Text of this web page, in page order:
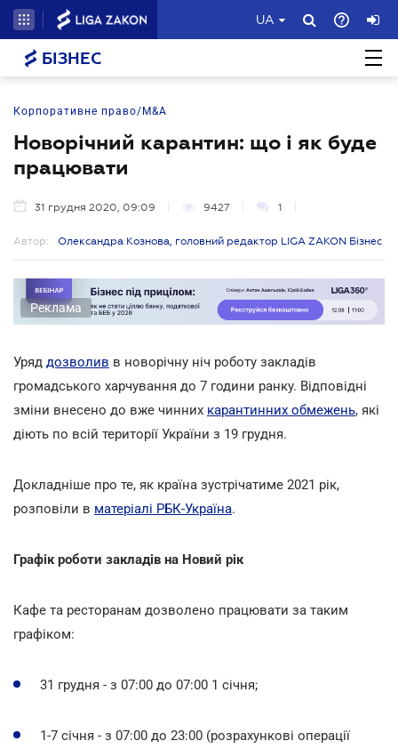
UA
БІЗНЕС
Корпоративне право/M&A
Новорічний карантин: що і як буде
працювати
31 грудня 2020, 09:09 9427 1
Автор: Олександра Кознова, головний редактор LIGA ZAKON Бізнес
Реклама
Уряд дозволив в новорічну ніч роботу закладів
громадського харчування до 7 години ранку. Відповідні
зміни внесено до вже чинних карантинних обмежень, які
діють по всій території України з 19 грудня.
Докладніше про те, як країна зустрічатиме 2021 рік,
розповіли в матеріалі РБК-Україна.
Графік роботи закладів на Новий рік
Кафе та ресторанам дозволено працювати за таким
графіком:
31 грудня - з 07:00 до 07:00 1 січня;
1-7 січня - з 07:00 до 23:00 (розрахункові операції